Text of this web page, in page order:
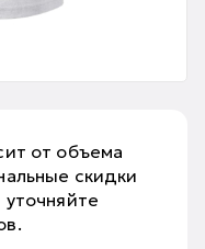
от объема
скидки